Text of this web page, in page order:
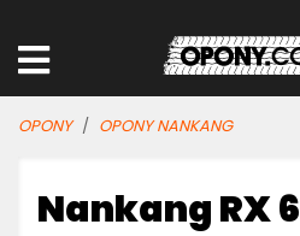
OPONY OPONY NANKANG
Nankang RX